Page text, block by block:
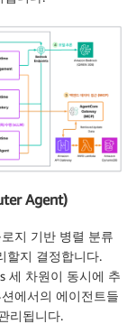
Agent)
지 기반 병렬 분류
할지 결정합니다.
세 차원이 동시에 추
에서의 에이전트들
리됩니다.